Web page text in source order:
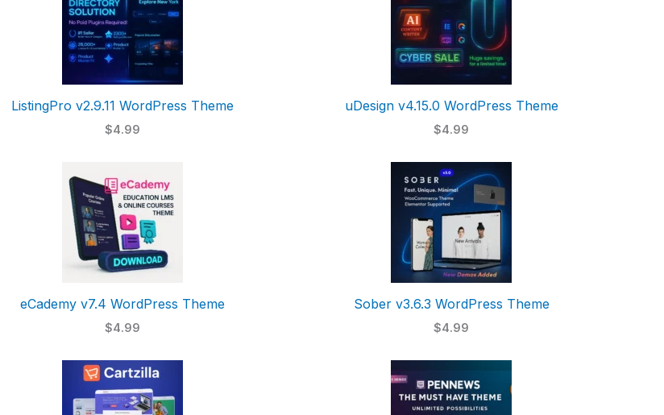
ListingPro v2.9.11 WordPress Theme
$4.99
uDesign v4.15.0 WordPress Theme
$4.99
eCademy v7.4 WordPress Theme
$4.99
Sober v3.6.3 WordPress Theme
$4.99